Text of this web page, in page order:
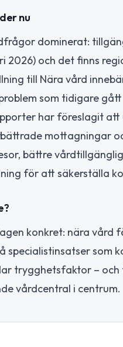
nu
dominerat:
2026) och det finns
till Nära vård
som tidigare gått
har föreslagit
mottagningar
bättre
för att säkerställa
konkret: nära vård
som
trygghetsfaktor –
vårdcentral i centrum.